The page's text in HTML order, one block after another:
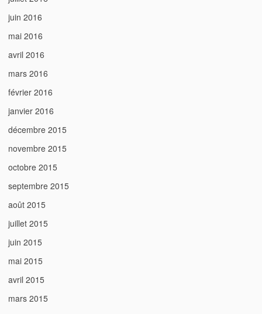
juin 2016
mai 2016
avril 2016
mars 2016
février 2016
janvier 2016
décembre 2015
novembre 2015
octobre 2015
septembre 2015
août 2015
juillet 2015
juin 2015
mai 2015
avril 2015
mars 2015